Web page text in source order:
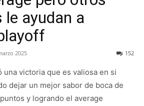
le ayudan a
2025 152
una victoria que es valiosa en si
dejar un mejor sabor de boca de
y logrando el average